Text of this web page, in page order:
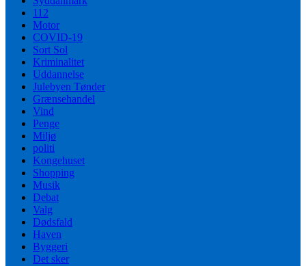
112
Motor
COVID-19
Sort Sol
Kriminalitet
Uddannelse
Julebyen Tønder
Grænsehandel
Vind
Penge
Miljø
politi
Kongehuset
Shopping
Musik
Debat
Valg
Dødsfald
Haven
Byggeri
Det sker